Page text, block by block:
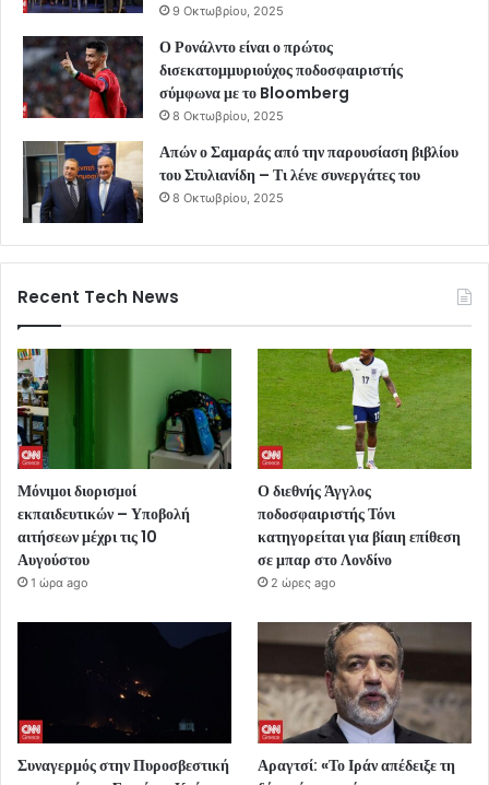
9 Οκτωβρίου, 2025
Ο Ρονάλντο είναι ο πρώτος
δισεκατομμυριούχος ποδοσφαιριστής
σύμφωνα με το Bloomberg
8 Οκτωβρίου, 2025
Απών ο Σαμαράς από την παρουσίαση βιβλίου
του Στυλιανίδη – Τι λένε συνεργάτες του
8 Οκτωβρίου, 2025
Recent Tech News
Μόνιμοι διορισμοί
εκπαιδευτικών – Υποβολή
αιτήσεων μέχρι τις 10
Αυγούστου
1 ώρα ago
Ο διεθνής Άγγλος
ποδοσφαιριστής Τόνι
κατηγορείται για βίαιη επίθεση
σε μπαρ στο Λονδίνο
2 ώρες ago
Συναγερμός στην Πυροσβεστική
Αραγτσί: «Το Ιράν απέδειξε τη